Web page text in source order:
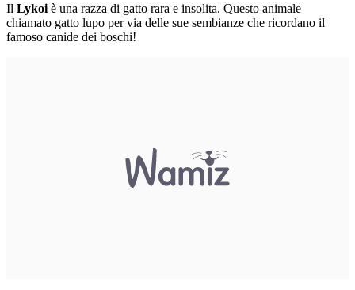
Il Lykoi è una razza di gatto rara e insolita. Questo animale
chiamato gatto lupo per via delle sue sembianze che ricordano il
famoso canide dei boschi!